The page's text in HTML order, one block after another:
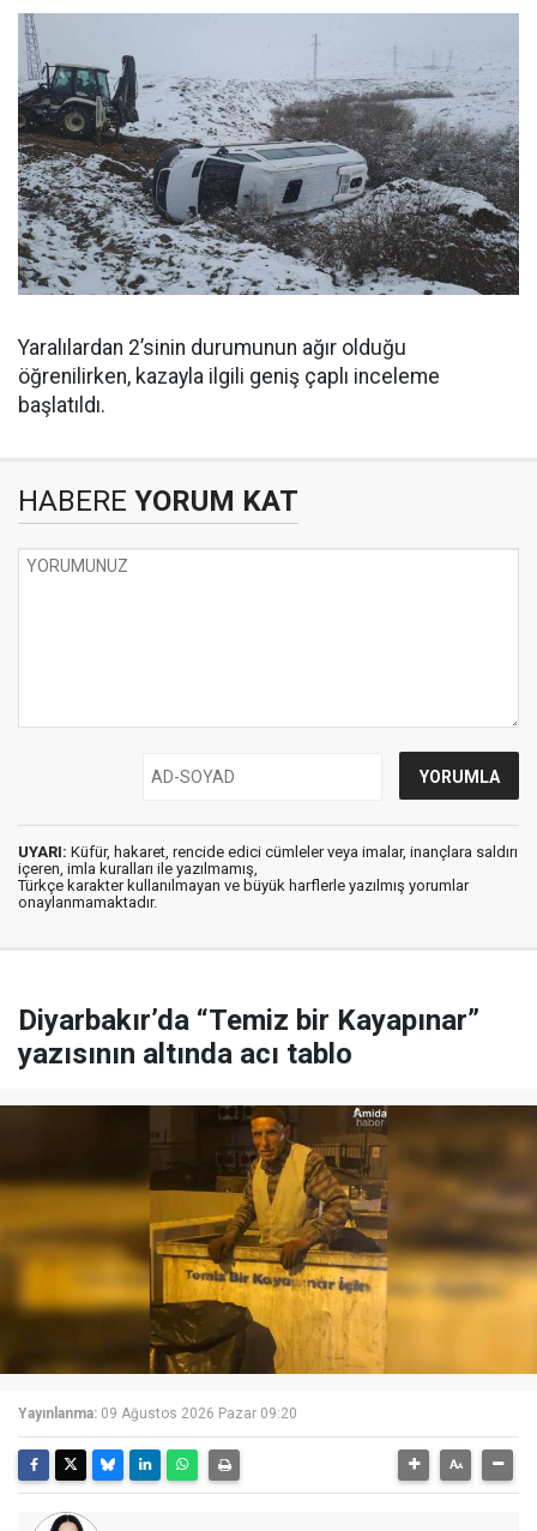
Yaralılardan 2’sinin durumunun ağır olduğu
öğrenilirken, kazayla ilgili geniş çaplı inceleme
başlatıldı.
HABERE YORUM KAT
UYARI: Küfür, hakaret, rencide edici cümleler veya imalar, inançlara saldırı
içeren, imla kuralları ile yazılmamış,
Türkçe karakter kullanılmayan ve büyük harflerle yazılmış yorumlar
onaylanmamaktadır.
Diyarbakır’da “Temiz bir Kayapınar”
yazısının altında acı tablo
Yayınlanma: 09 Ağustos 2026 Pazar 09:20